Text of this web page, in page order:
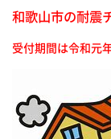
和歌山市の耐震
受付期間は令和元